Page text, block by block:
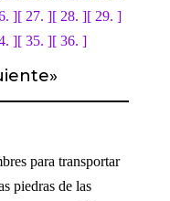
][ 27. ][ 28. ][ 29. ]
][ 35. ][ 36. ]
»
para transportar
piedras de las